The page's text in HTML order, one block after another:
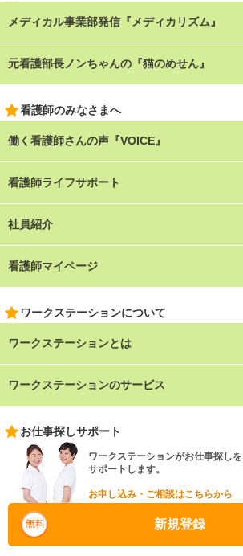
メディカル事業部発信『メディカリズム』
元看護部長ノンちゃんの『猫のめせん』
看護師のみなさまへ
働く看護師さんの声『VOICE』
看護師ライフサポート
社員紹介
看護師マイページ
ワークステーションについて
ワークステーションとは
ワークステーションのサービス
お仕事探しサポート
ワークステーションがお仕事探しを
サポートします。
お申し込み・ご相談はこちらから
新規登録